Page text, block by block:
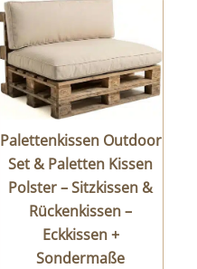
Palettenkissen Outdoor
Set & Paletten Kissen
Polster – Sitzkissen &
Rückenkissen –
Eckkissen +
Sondermaße